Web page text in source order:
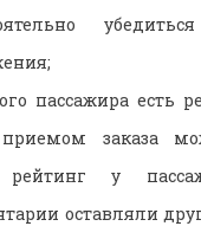
пассажира есть
заказа
рейтинг у
оставляли